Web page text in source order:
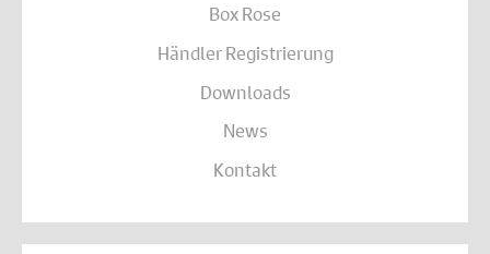
Box Rose
Händler Registrierung
Downloads
News
Kontakt